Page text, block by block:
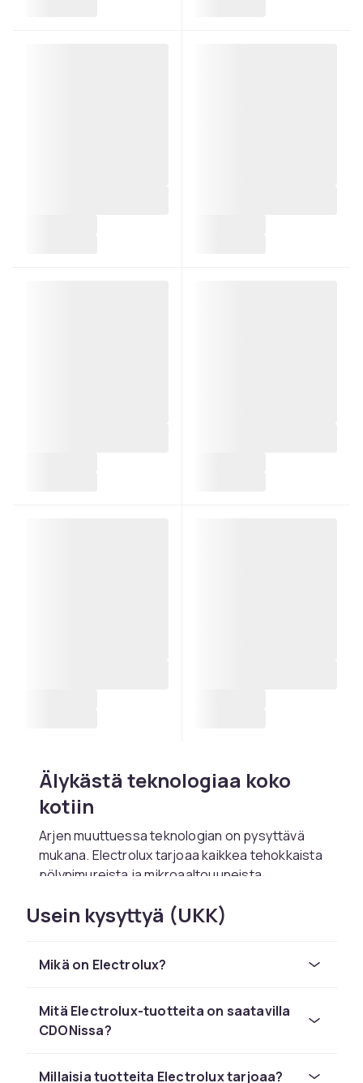
Älykästä teknologiaa koko
kotiin
Arjen muuttuessa teknologian on pysyttävä
mukana. Electrolux tarjoaa kaikkea tehokkaista
pölynimureista ja mikroaaltouuneista
ja astianpesukoneisiin – kaikki suunniteltu
helpottamaan elämää. Nämä ovat tuotteita,
sijaan ne tarjoavat selkeitä toimintoja, älykkäitä
Jokainen ratkaisu kantaa samaa ajatusta:
teknologian tulisi toimia kanssasi, ei sinua
Usein kysyttyä (UKK)
Mikä on Electrolux?
Mitä Electrolux-tuotteita on saatavilla
CDONissa?
Millaisia tuotteita Electrolux tarjoaa?